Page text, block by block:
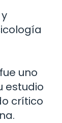
uno
estudio
crítico